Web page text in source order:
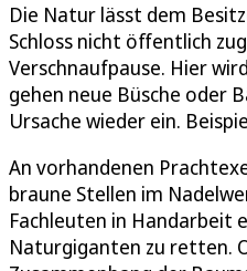
Die Natur lässt dem
Schloss nicht öffentlich
Verschnaufpause. Hier
gehen neue Büsche oder
Ursache wieder ein.
An vorhandenen
braune Stellen im
Fachleuten in Handarbeit
Naturgiganten zu retten.